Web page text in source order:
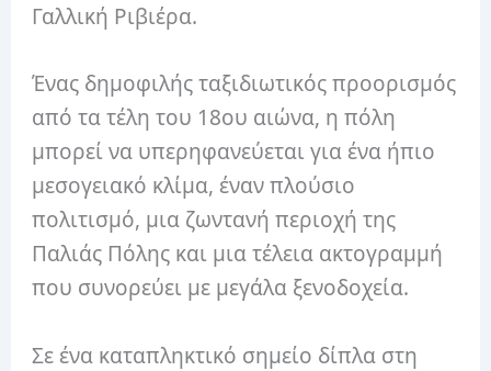
Γαλλική Ριβιέρα.
Ένας δημοφιλής ταξιδιωτικός προορισμός
από τα τέλη του 18ου αιώνα, η πόλη
μπορεί να υπερηφανεύεται για ένα ήπιο
μεσογειακό κλίμα, έναν πλούσιο
πολιτισμό, μια ζωντανή περιοχή της
Παλιάς Πόλης και μια τέλεια ακτογραμμή
που συνορεύει με μεγάλα ξενοδοχεία.
Σε ένα καταπληκτικό σημείο δίπλα στη